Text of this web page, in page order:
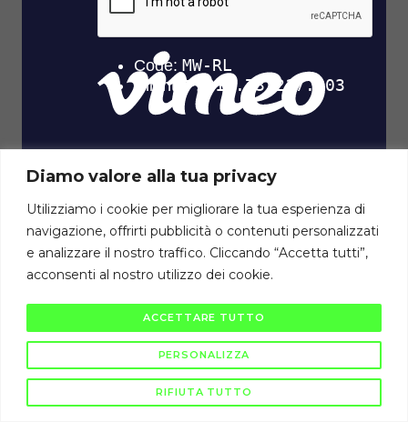
Diamo valore alla tua privacy
Utilizziamo i cookie per migliorare la tua esperienza di
navigazione, offrirti pubblicità o contenuti personalizzati
e analizzare il nostro traffico. Cliccando “Accetta tutti”,
acconsenti al nostro utilizzo dei cookie.
PERSONALIZZA
RIFIUTA TUTTO
ACCETTARE TUTTO
Diritti di autore riservati Cambiodicampo ©
La pubblicazione e diffusione di questi contenuti è severamente vietata
ai sensi di legge.